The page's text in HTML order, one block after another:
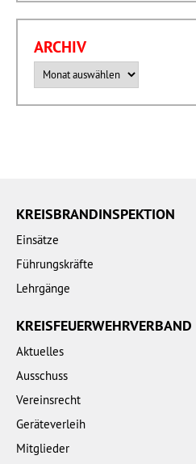
ARCHIV
Archiv
KREISBRANDINSPEKTION
Einsätze
Führungskräfte
Lehrgänge
KREISFEUERWEHRVERBAND
Aktuelles
Ausschuss
Vereinsrecht
Geräteverleih
Mitglieder